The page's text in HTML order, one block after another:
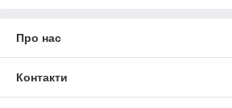
Про нас
Контакти